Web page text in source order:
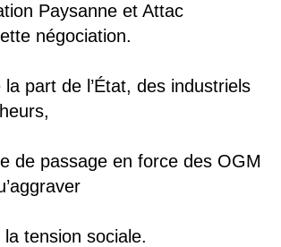
Paysanne et Attac
négociation.
part de l’État, des industriels
de passage en force des OGM
la tension sociale.